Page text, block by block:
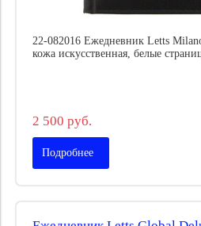
22-082016 Ежедневник Letts
кожа искусственная, белые
2 500 руб.
Подробнее